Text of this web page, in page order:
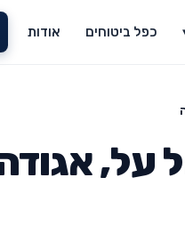
כפל ביטוחים אודות
על,